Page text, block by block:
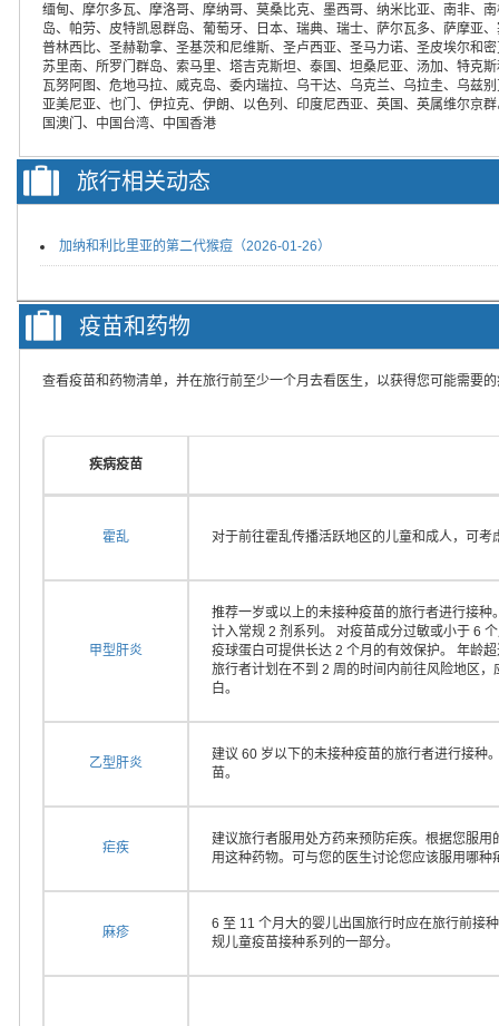
缅甸、摩尔多瓦、摩洛哥、摩纳哥、莫桑比克、墨西哥、纳米比亚、南非、
岛、帕劳、皮特凯恩群岛、葡萄牙、日本、瑞典、瑞士、萨尔瓦多、萨摩亚
普林西比、圣赫勒拿、圣基茨和尼维斯、圣卢西亚、圣马力诺、圣皮埃尔和
苏里南、所罗门群岛、索马里、塔吉克斯坦、泰国、坦桑尼亚、汤加、特克
瓦努阿图、危地马拉、威克岛、委内瑞拉、乌干达、乌克兰、乌拉圭、乌兹
亚美尼亚、也门、伊拉克、伊朗、以色列、印度尼西亚、英国、英属维尔京
国澳门、中国台湾、中国香港
旅行相关动态
加纳和利比里亚的第二代猴痘（2026-01-26）
疫苗和药物
查看疫苗和药物清单，并在旅行前至少一个月去看医生，以获得您可能需要
疾病疫苗
霍乱 对于前往霍乱传播活跃地区的儿童和成人，可考
甲型肝炎
推荐一岁或以上的未接种疫苗的旅行者进行接
计入常规 2 剂系列。 对疫苗成分过敏或小于 6
疫球蛋白可提供长达 2 个月的有效保护。 年龄
旅行者计划在不到 2 周的时间内前往风险地区
白。
乙型肝炎
建议 60 岁以下的未接种疫苗的旅行者进行接种
苗。
疟疾
建议旅行者服用处方药来预防疟疾。根据您服
用这种药物。可与您的医生讨论您应该服用哪种
麻疹
6 至 11 个月大的婴儿出国旅行时应在旅行前接
规儿童疫苗接种系列的一部分。